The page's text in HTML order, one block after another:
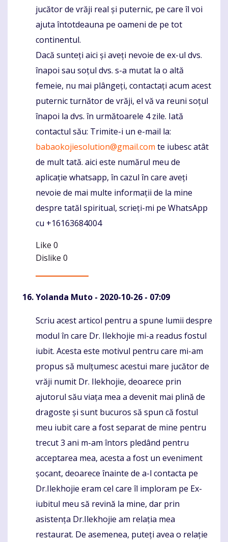
jucător de vrăji real și puternic, pe care îl voi
ajuta întotdeauna pe oameni de pe tot
continentul.
Dacă sunteți aici și aveți nevoie de ex-ul dvs.
înapoi sau soțul dvs. s-a mutat la o altă
femeie, nu mai plângeți, contactați acum acest
puternic turnător de vrăji, el vă va reuni soțul
înapoi la dvs. în următoarele 4 zile. Iată
contactul său: Trimite-i un e-mail la:
babaokojiesolution@gmail.com te iubesc atât
de mult tată. aici este numărul meu de
aplicație whatsapp, în cazul în care aveți
nevoie de mai multe informații de la mine
despre tatăl spiritual, scrieți-mi pe WhatsApp
cu +16163684004
Like 0
Dislike 0
Yolanda Muto - 2020-10-26 - 07:09
Komentaras
Scriu acest articol pentru a spune lumii despre
modul în care Dr. Ilekhojie mi-a readus fostul
iubit. Acesta este motivul pentru care mi-am
propus să mulțumesc acestui mare jucător de
vrăji numit Dr. Ilekhojie, deoarece prin
ajutorul său viața mea a devenit mai plină de
dragoste și sunt bucuros să spun că fostul
meu iubit care a fost separat de mine pentru
trecut 3 ani m-am întors pledând pentru
acceptarea mea, acesta a fost un eveniment
șocant, deoarece înainte de a-l contacta pe
Dr.Ilekhojie eram cel care îl imploram pe Ex-
iubitul meu să revină la mine, dar prin
asistența Dr.Ilekhojie am relația mea
restaurat. De asemenea, puteți avea o relație